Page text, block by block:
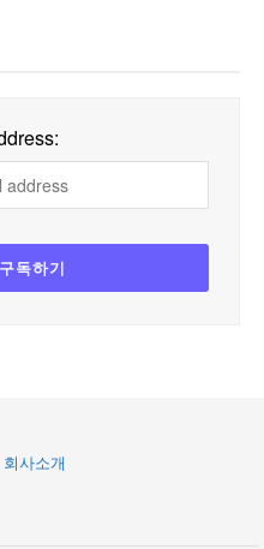
회사소개